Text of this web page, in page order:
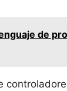
de